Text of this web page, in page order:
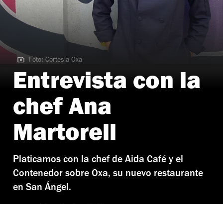
Foto: Cortesía Oxa
Foto: Cortesía Oxa
Entrevista con la
chef Ana
Martorell
Platicamos con la chef de Aida Café y el
Contenedor sobre Oxa, su nuevo restaurante
en San Ángel.